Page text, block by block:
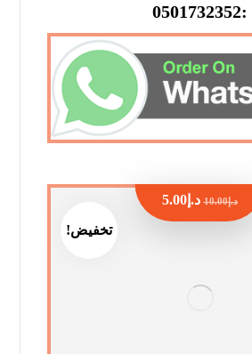
:0501732352
تخفيض!
د.إ10.00 د.إ5.00